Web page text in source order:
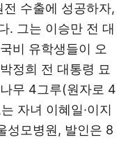
수출에 성공하자,
. 그는 이승만 전 대
비 유학생들이 오
정희 전 대통령 묘
무 4그루(원자로 4
자녀 이혜일·이지
성모병원, 발인은 8